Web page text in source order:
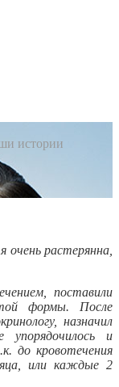
истории
растерянна,
поставили
формы. После
назначил
упорядочилось и
до кровотечения
или каждые 2